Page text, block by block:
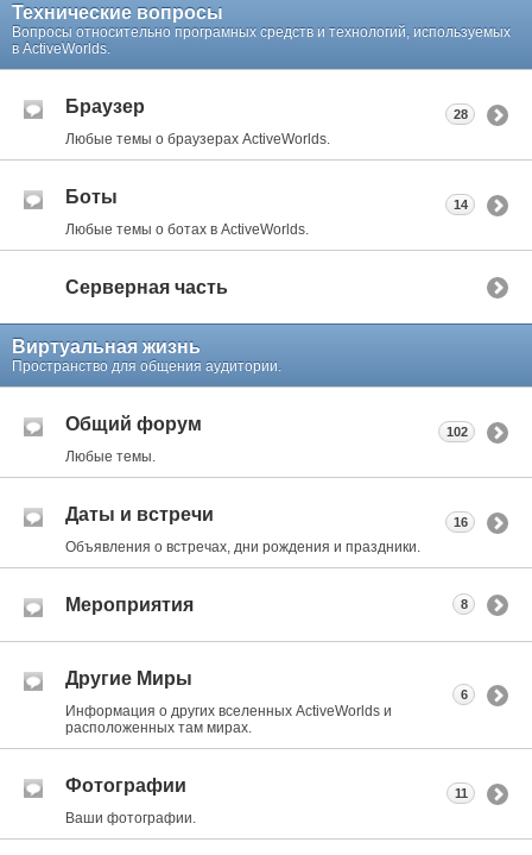
Технические вопросы
Вопросы относительно програмных средств и технологий, используемых
в ActiveWorlds.
Браузер
Любые темы о браузерах ActiveWorlds.
28
Боты
Любые темы о ботах в ActiveWorlds.
14
Серверная часть
Виртуальная жизнь
Пространство для общения аудитории.
Общий форум
Любые темы.
102
Даты и встречи
Объявления о встречах, дни рождения и праздники.
16
Мероприятия 8
Другие Миры
Информация о других вселенных ActiveWorlds и
расположенных там мирах.
6
Фотографии
Ваши фотографии.
11